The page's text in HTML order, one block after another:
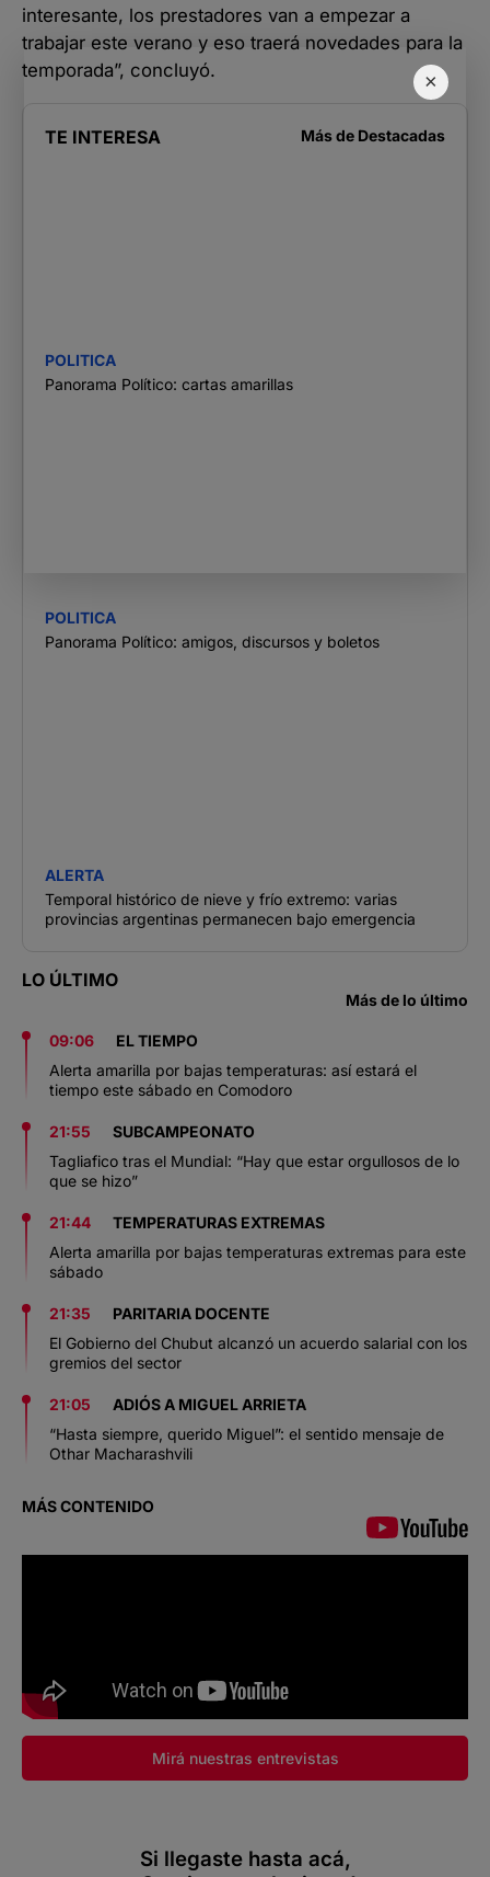
×
interesante, los prestadores van a empezar a
trabajar este verano y eso traerá novedades para la
temporada”, concluyó.
TE INTERESA Más de Destacadas
POLITICA
Panorama Político: cartas amarillas
POLITICA
Panorama Político: amigos, discursos y boletos
ALERTA
Temporal histórico de nieve y frío extremo: varias
provincias argentinas permanecen bajo emergencia
LO ÚLTIMO
Más de lo último
09:06
EL TIEMPO
Alerta amarilla por bajas temperaturas: así estará el
tiempo este sábado en Comodoro
21:55
SUBCAMPEONATO
Tagliafico tras el Mundial: “Hay que estar orgullosos de lo
que se hizo”
21:44
TEMPERATURAS EXTREMAS
Alerta amarilla por bajas temperaturas extremas para este
sábado
21:35
PARITARIA DOCENTE
El Gobierno del Chubut alcanzó un acuerdo salarial con los
gremios del sector
21:05
ADIÓS A MIGUEL ARRIETA
“Hasta siempre, querido Miguel”: el sentido mensaje de
Othar Macharashvili
MÁS CONTENIDO
Mirá nuestras entrevistas
Si llegaste hasta acá,